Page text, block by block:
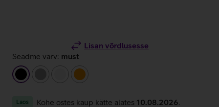
Lisan võrdlusesse
Seadme värv: must
must
valge oranž
Laos Kohe ostes kaup kätte alates 10.08.2026